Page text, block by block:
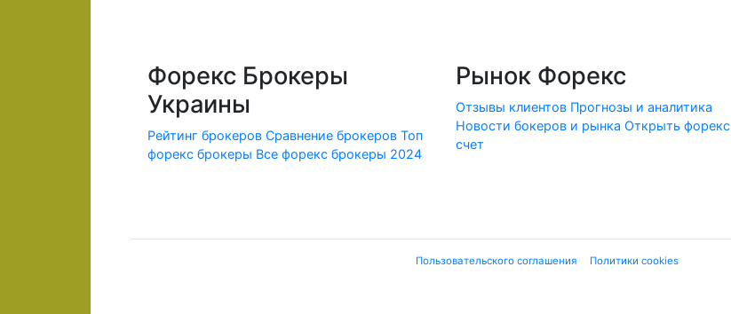
Форекс Брокеры
Украины
Рейтинг брокеров Сравнение брокеров Топ
форекс брокеры Все форекс брокеры 2024
Рынок Форекс
Отзывы клиентов Прогнозы и аналитика
Новости бокеров и рынка Открыть форекс
счет
Пользовательского соглашения Политики cookies